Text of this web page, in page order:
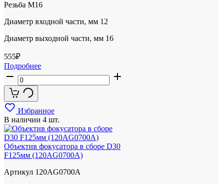
Резьба М16
Диаметр входной части, мм 12
Диаметр выходной части, мм 16
555₽
Подробнее
Избранное
В наличии 4 шт.
Объектив фокусатора в сборе D30
F125мм (120AG0700A)
Артикул 120AG0700A